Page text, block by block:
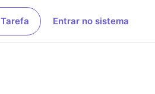
Tarefa Entrar no sistema